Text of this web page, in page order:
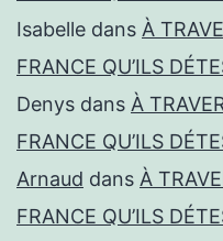
Isabelle dans À
FRANCE QU’ILS
Denys dans À
FRANCE QU’ILS
Arnaud dans À
FRANCE QU’ILS